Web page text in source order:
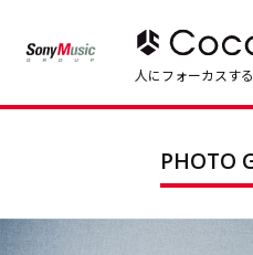
JP
人にフォーカスす
PHOTO